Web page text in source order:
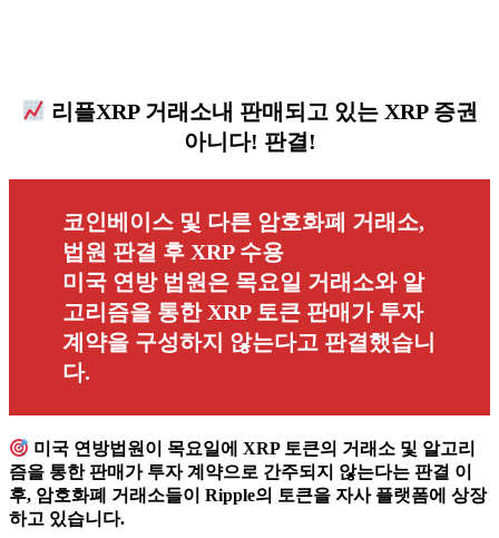
리플XRP 거래소내 판매되고 있는 XRP 증권
아니다! 판결!
코인베이스 및 다른 암호화폐 거래소,
법원 판결 후 XRP 수용
미국 연방 법원은 목요일 거래소와 알
고리즘을 통한 XRP 토큰 판매가 투자
계약을 구성하지 않는다고 판결했습니
다.
미국 연방법원이 목요일에 XRP 토큰의 거래소 및 알고리
즘을 통한 판매가 투자 계약으로 간주되지 않는다는 판결 이
후, 암호화폐 거래소들이 Ripple의 토큰을 자사 플랫폼에 상장
하고 있습니다.